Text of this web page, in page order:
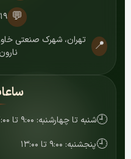
💬
📍
تهران، شهرک صنعتی
🕘شنبه تا چهارشنبه: ۹:۰۰ تا ۱۷:۰۰
🕘پنجشنبه: ۹:۰۰ تا ۱۳:۰۰